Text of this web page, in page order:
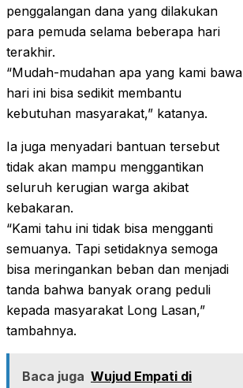
penggalangan dana yang dilakukan
para pemuda selama beberapa hari
terakhir.
“Mudah-mudahan apa yang kami bawa
hari ini bisa sedikit membantu
kebutuhan masyarakat,” katanya.
Ia juga menyadari bantuan tersebut
tidak akan mampu menggantikan
seluruh kerugian warga akibat
kebakaran.
“Kami tahu ini tidak bisa mengganti
semuanya. Tapi setidaknya semoga
bisa meringankan beban dan menjadi
tanda bahwa banyak orang peduli
kepada masyarakat Long Lasan,”
tambahnya.
Baca juga Wujud Empati di